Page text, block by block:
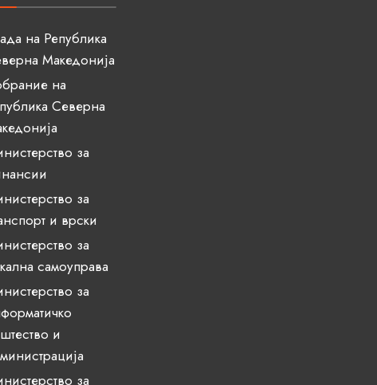
на Република
Македонија
на
Северна
за
за
и врски
за
самоуправа
за
и
за